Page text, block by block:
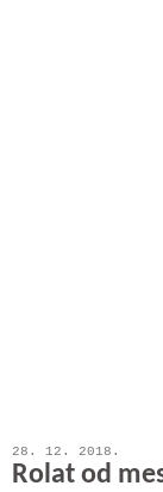
28. 12. 2018.
Rolat od